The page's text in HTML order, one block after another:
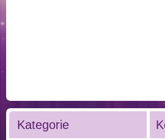
Kategorie